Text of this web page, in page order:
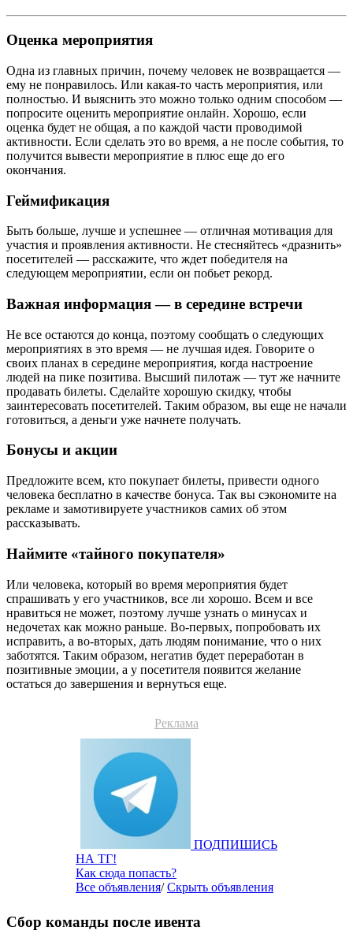
Оценка мероприятия
Одна из главных причин, почему человек не возвращается —
ему не понравилось. Или какая-то часть мероприятия, или
полностью. И выяснить это можно только одним способом —
попросите оценить мероприятие онлайн. Хорошо, если
оценка будет не общая, а по каждой части проводимой
активности. Если сделать это во время, а не после события, то
получится вывести мероприятие в плюс еще до его
окончания.
Геймификация
Быть больше, лучше и успешнее — отличная мотивация для
участия и проявления активности. Не стесняйтесь «дразнить»
посетителей — расскажите, что ждет победителя на
следующем мероприятии, если он побьет рекорд.
Важная информация — в середине встречи
Не все остаются до конца, поэтому сообщать о следующих
мероприятиях в это время — не лучшая идея. Говорите о
своих планах в середине мероприятия, когда настроение
людей на пике позитива. Высший пилотаж — тут же начните
продавать билеты. Сделайте хорошую скидку, чтобы
заинтересовать посетителей. Таким образом, вы еще не начали
готовиться, а деньги уже начнете получать.
Бонусы и акции
Предложите всем, кто покупает билеты, привести одного
человека бесплатно в качестве бонуса. Так вы сэкономите на
рекламе и замотивируете участников самих об этом
рассказывать.
Наймите «тайного покупателя»
Или человека, который во время мероприятия будет
спрашивать у его участников, все ли хорошо. Всем и все
нравиться не может, поэтому лучше узнать о минусах и
недочетах как можно раньше. Во-первых, попробовать их
исправить, а во-вторых, дать людям понимание, что о них
заботятся. Таким образом, негатив будет переработан в
позитивные эмоции, а у посетителя появится желание
остаться до завершения и вернуться еще.
Реклама
ПОДПИШИСЬ
НА ТГ!
Как сюда попасть?
Все объявления/Скрыть объявления
Сбор команды после ивента